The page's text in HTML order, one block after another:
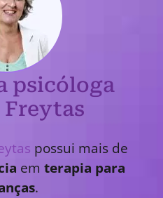
psicóloga
possui mais de
em terapia para
.